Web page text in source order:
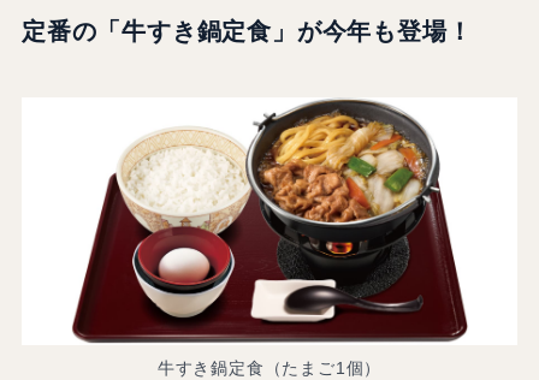
定番の「牛すき鍋定食」が今年も登場！
牛すき鍋定食（たまご1個）